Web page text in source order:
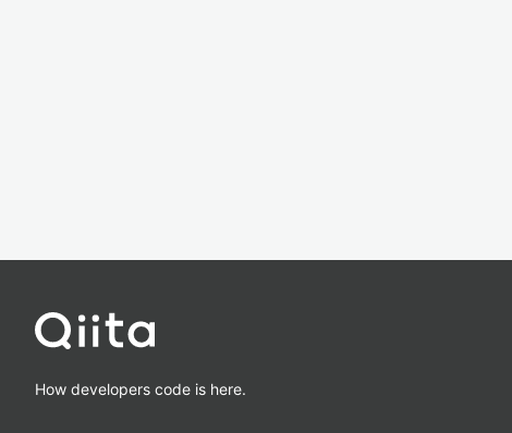
How developers code is here.